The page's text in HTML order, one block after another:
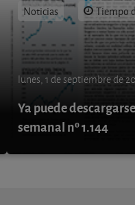
Noticias Tiempo
lunes, 1 de septiembre de
Ya puede
semanal nº 1.144